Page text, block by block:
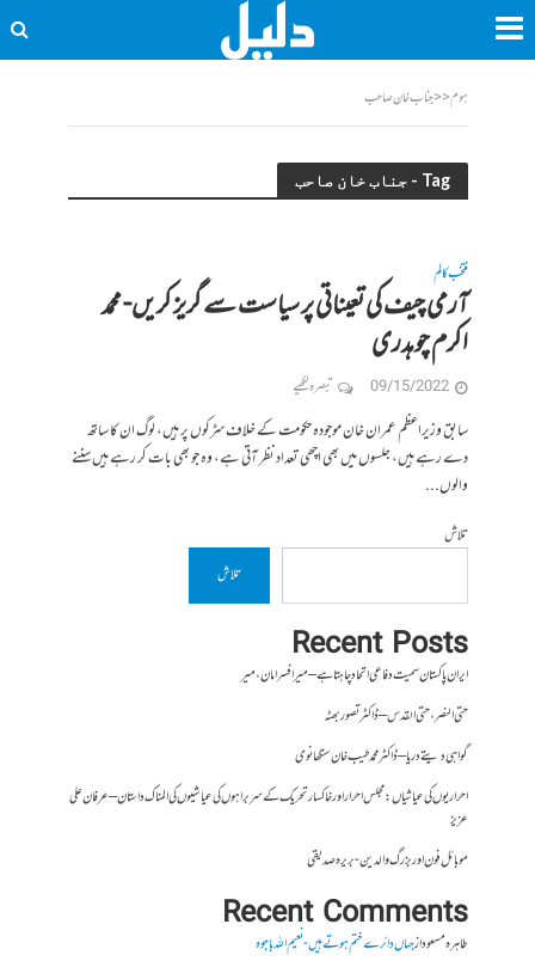
ہوم<<جناب خان صاحب
Tag - جناب خان صاحب
منتخب کالم
آرمی چیف کی تعیناتی پر سیاست سے گریز کریں- محمد
اکرم چوہدری
09/15/2022 تبصرہ لکھیے
سابق وزیراعظم عمران خان موجودہ حکومت کے خلاف سڑکوں پر ہیں، لوگ ان کا ساتھ
دے رہے ہیں، جلسوں میں بھی اچھی تعداد نظر آتی ہے، وہ جو بھی بات کر رہے ہیں سننے
والوں...
تلاش
تلاش
Recent Posts
ایران پاکستان سمیت دفاعی اتحاد چاہتا ہے – میر افسر امان،میر
حتی النصر ، حتی القدس – ڈاکٹر تصور بھٹہ
گواہی دیتے دریا – ڈاکٹر محمد طیب خان سنگھانوی
احراریوں کی عیاشیاں : مجلس احرار اور خاکسار تحریک کے سربراہوں کی عیاشیوں کی المناک داستان – عرفان علی
عزیز
موبائل فون اور بزرگ والدین- بریرہ صدیقی
Recent Comments
طاہرہ مسعودازجہاں دائرے ختم ہوتے ہیں- نعیم اللہ باجوہ